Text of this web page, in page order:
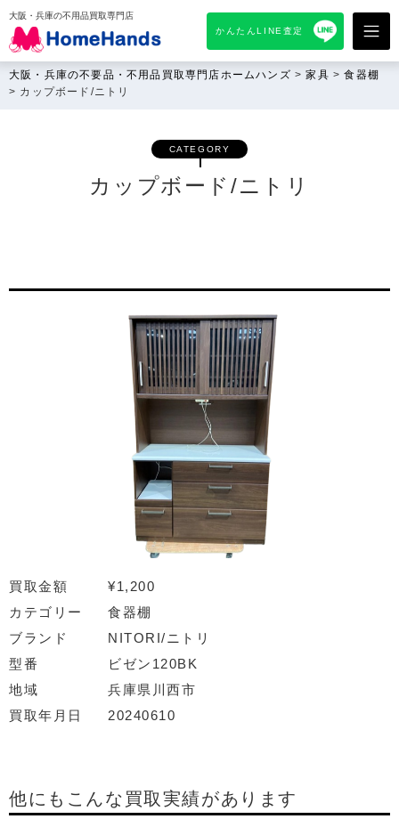
大阪・兵庫の不用品買取専門店
かんたんLINE査定
大阪・兵庫の不要品・不用品買取専門店ホームハンズ >家具 >食器棚
> カップボード/ニトリ
CATEGORY
カップボード/ニトリ
買取金額
¥1,200
カテゴリー
食器棚
ブランド
NITORI/ニトリ
型番
ビゼン120BK
地域
兵庫県川西市
買取年月日
20240610
他にもこんな買取実績があります